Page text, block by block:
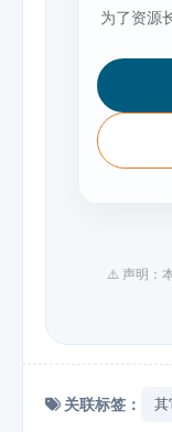
为了资源
⚠️ 声明：
关联标签： 其